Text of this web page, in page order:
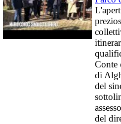
Conte
di
del
del